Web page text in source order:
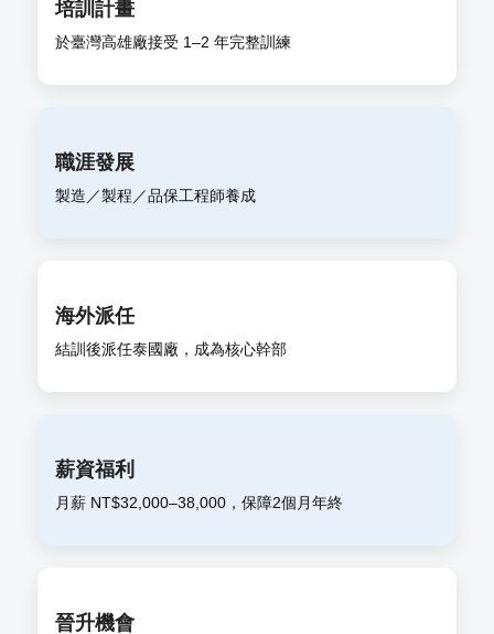
培訓計畫
於臺灣高雄廠接受 1–2 年完整訓練
職涯發展
製造／製程／品保工程師養成
海外派任
結訓後派任泰國廠，成為核心幹部
薪資福利
月薪 NT$32,000–38,000，保障2個月年終
晉升機會